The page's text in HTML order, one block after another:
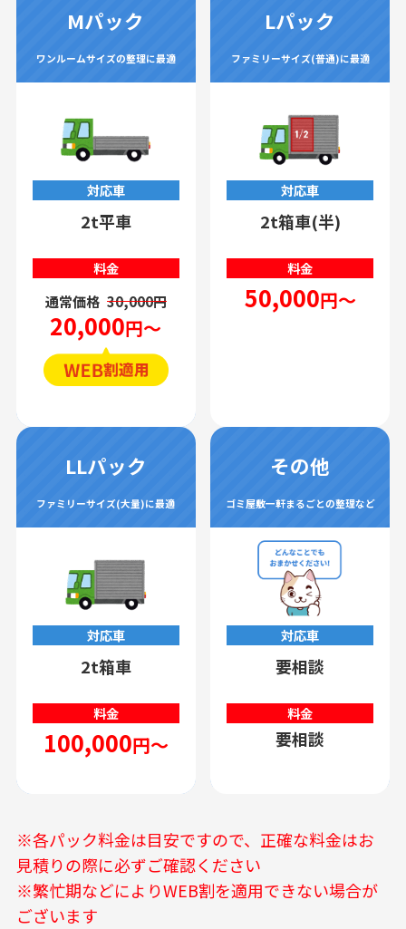
Mパック
ワンルームサイズの整理に最適
対応車
2t平車
料金
通常価格 30,000円
20,000円～
Lパック
ファミリーサイズ(普通)に最適
対応車
2t箱車(半)
料金
50,000円～
LLパック
ファミリーサイズ(大量)に最適
対応車
2t箱車
料金
100,000円～
その他
ゴミ屋敷一軒まるごとの整理など
対応車
要相談
料金
要相談
※各パック料金は目安ですので、正確な料金はお
見積りの際に必ずご確認ください
※繁忙期などによりWEB割を適用できない場合が
ございます